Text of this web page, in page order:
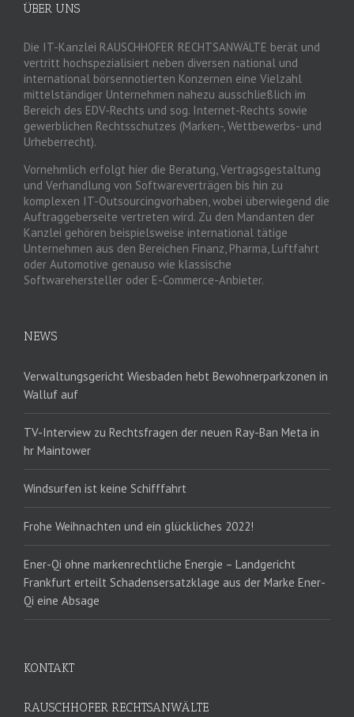
ÜBER UNS
Die IT-Kanzlei RAUSCHHOFER RECHTSANWÄLTE berät und
vertritt hochspezialisiert neben diversen national und
international börsennotierten Konzernen eine Vielzahl
mittelständiger Unternehmen nahezu ausschließlich im
Bereich des EDV-Rechts und sog. Internet-Rechts sowie
gewerblichen Rechtsschutzes (Marken-, Wettbewerbs- und
Urheberrecht).
Vornehmlich erfolgt hier die Beratung, Vertragsgestaltung
und Verhandlung von Softwareverträgen bis hin zu
komplexen IT-Outsourcingvorhaben, wobei überwiegend die
Auftraggeberseite vertreten wird. Zu den Mandanten der
Kanzlei gehören beispielsweise international tätige
Unternehmen aus den Bereichen Finanz, Pharma, Luftfahrt
oder Automotive genauso wie klassische
Softwarehersteller oder E-Commerce-Anbieter.
NEWS
Verwaltungsgericht Wiesbaden hebt Bewohnerparkzonen in
Walluf auf
TV-Interview zu Rechtsfragen der neuen Ray-Ban Meta in
hr Maintower
Windsurfen ist keine Schifffahrt
Frohe Weihnachten und ein glückliches 2022!
Ener-Qi ohne markenrechtliche Energie – Landgericht
Frankfurt erteilt Schadensersatzklage aus der Marke Ener-
Qi eine Absage
KONTAKT
RAUSCHHOFER RECHTSANWÄLTE